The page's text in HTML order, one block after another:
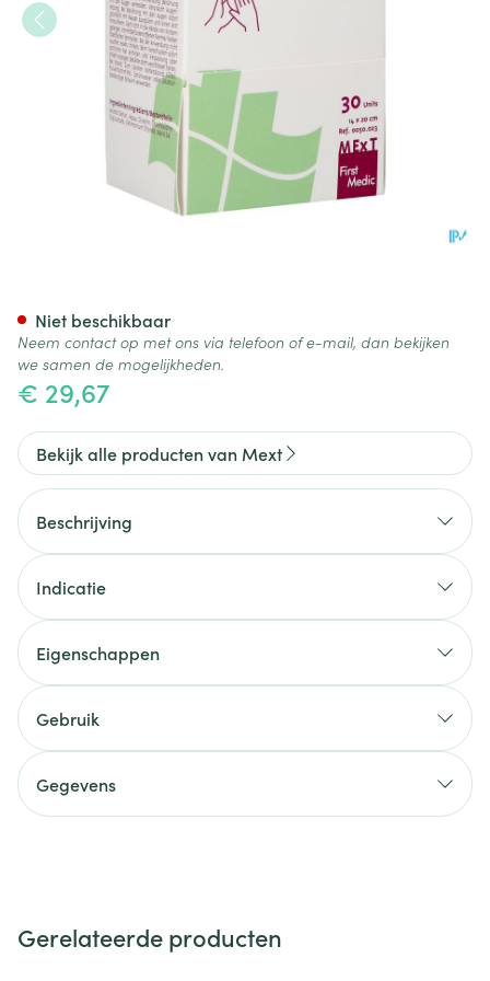
€ 29,67
Niet beschikbaar
Neem contact op met ons via telefoon of e-mail, dan bekijken
we samen de mogelijkheden.
Bekijk alle producten van Mext
Beschrijving
Indicatie
Eigenschappen
Gebruik
Gegevens
Gerelateerde producten